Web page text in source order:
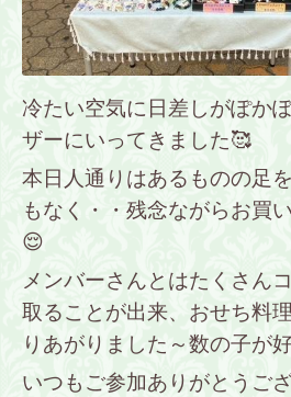
冷たい空気に日差しがぽか
ザーにいってきました🥰
本日人通りはあるものの足
もなく・・残念ながらお買
😌
メンバーさんとはたくさん
取ることが出来、おせち料
りあがりました～数の子が
いつもご参加ありがとうご